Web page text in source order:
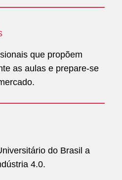
que propõem
as aulas e prepare-se
do Brasil a
4.0.